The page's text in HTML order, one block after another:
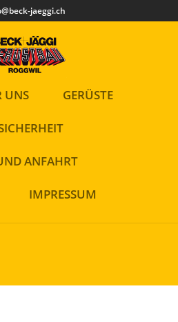
unserer Inhalte und
der Webseite stimmen Sie der
jaeggi.ch
UNS GERÜSTE
ANFAHRT
IMPRESSUM